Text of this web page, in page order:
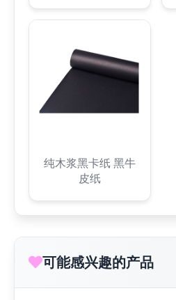
纯木浆黑卡纸 黑牛
皮纸
可能感兴趣的产品